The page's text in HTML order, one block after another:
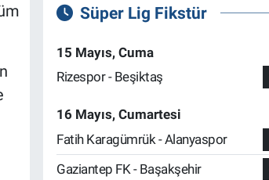
Süper Lig Fikstür
15 Mayıs, Cuma
Rizespor - Beşiktaş
16 Mayıs, Cumartesi
Fatih Karagümrük - Alanyaspor
Gaziantep FK - Başakşehir